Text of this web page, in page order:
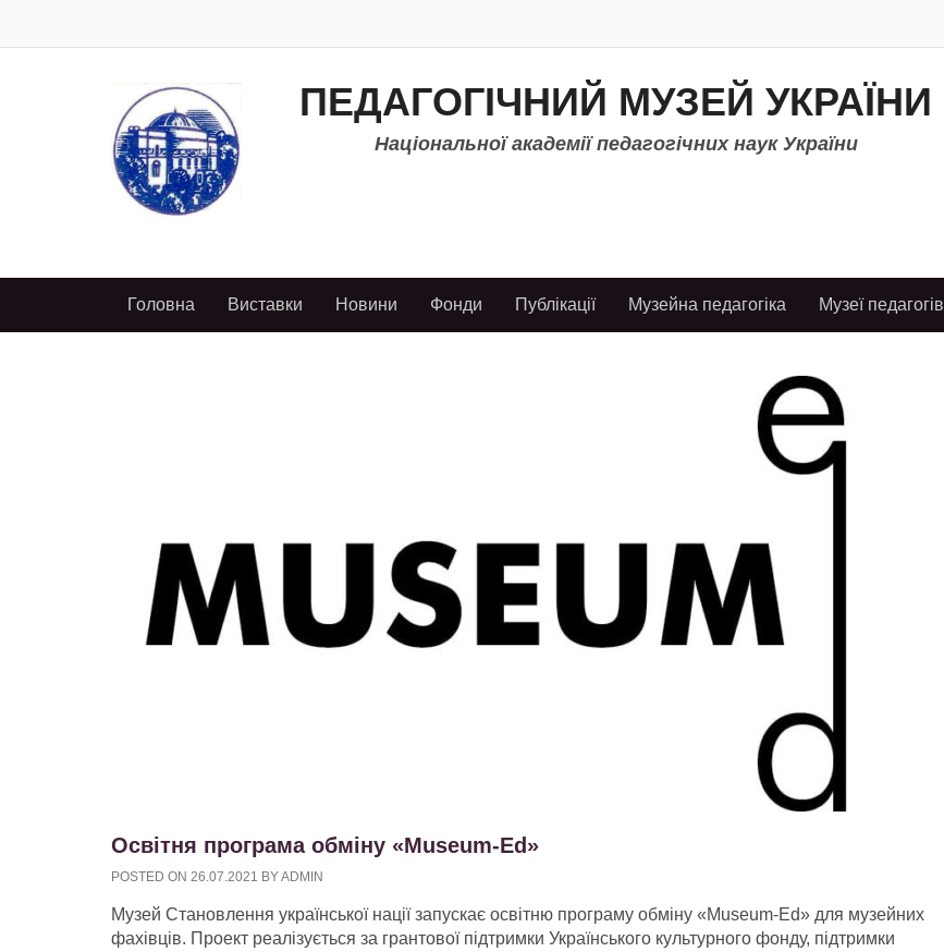
ПЕДАГОГІЧНИЙ МУЗЕЙ УКРАЇНИ
Національної академії педагогічних наук України
Головна Виставки Новини Фонди Публікації Музейна педагогіка Музеї педагогів
Освітня програма обміну «Museum-Ed»
POSTED ON 26.07.2021 BYADMIN
Музей Становлення української нації запускає освітню програму обміну «Museum-Ed» для музейних
фахівців. Проект реалізується за грантової підтримки Українського культурного фонду, підтримки